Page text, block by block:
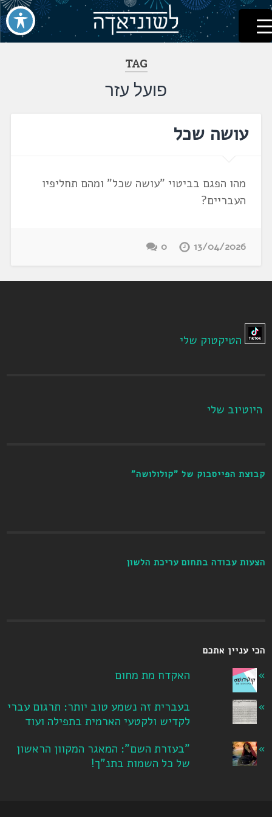
דלג
לתוכן
לשוניאדה
עברית. לשון. שפה
TAG
פועל עזר
עושה שכל
מהו הפגם בביטוי "עושה שכל" ומהם תחליפיו
העבריים?
13/04/2026
0
הטיקטוק שלי
היוטיוב שלי
קבוצת הפייסבוק של "קולולושה"
הצעות עבודה בתחום עריכת הלשון
הכי עניין אתכם
האקדח מת מחום
בעברית זה נשמע טוב יותר: תרגום עברי
לקדיש ולקטעי הארמית בתפילה ועוד
"בעזרת השם": המאגר המקוון הראשון
של כל השמות בתנ"ך!